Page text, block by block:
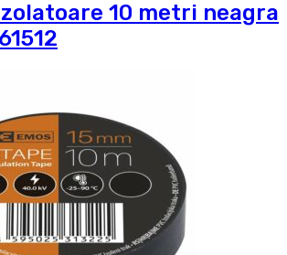
10 metri neagra